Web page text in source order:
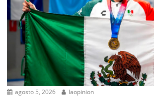
agosto 5, 2026 laopinion